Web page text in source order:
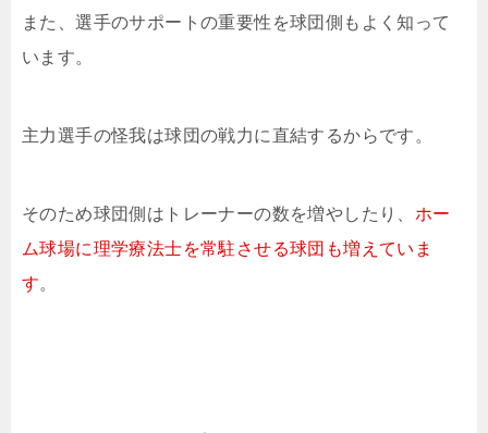
また、選手のサポートの重要性を球団側もよく知って
います。
主力選手の怪我は球団の戦力に直結するからです。
そのため球団側はトレーナーの数を増やしたり、 ホー
ム球場に理学療法士を常駐させる球団も増えていま
す。